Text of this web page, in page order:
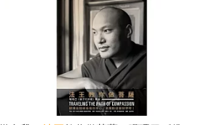
重慶大學出版社(5)
業有限公司(5)